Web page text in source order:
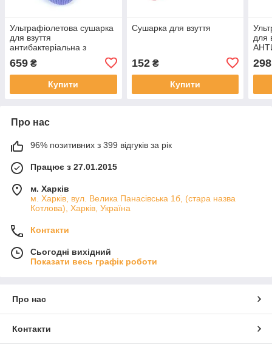
Ультрафіолетова сушарка
для взуття
антибактеріальна з
взуття кросівок чобіт
659 ₴
Купити
Сушарка для взуття
152₴
Купити
для
298
Про нас
96% позитивних з 399 відгуків за рік
Працює з 27.01.2015
м. Харків
м. Харків, вул. Велика Панасівська 1б, (стара назва
Котлова), Харків, Україна
Контакти
Сьогодні вихідний
Показати весь графік роботи
Про нас
Контакти